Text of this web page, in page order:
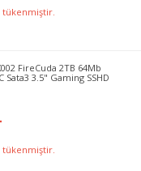
tükenmiştir.
FireCuda 2TB 64Mb
Sata3 3.5" Gaming SSHD
tükenmiştir.